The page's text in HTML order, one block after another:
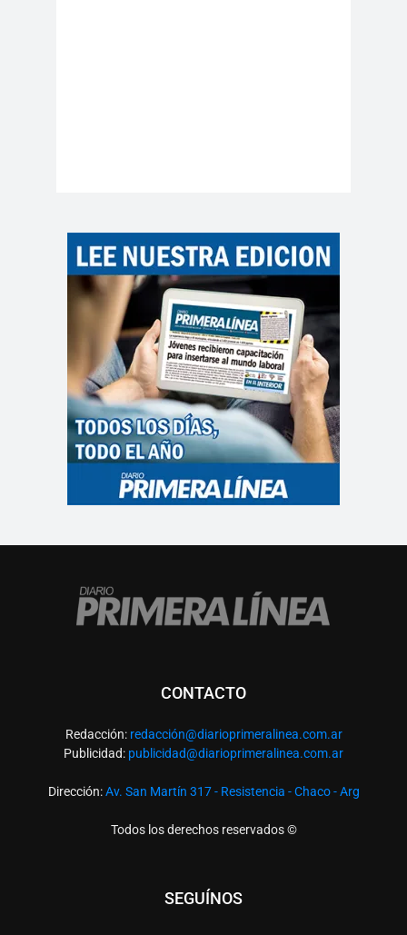
CONTACTO
Redacción: redacción@diarioprimeralinea.com.ar
Publicidad: publicidad@diarioprimeralinea.com.ar
Dirección:Av. San Martín 317 - Resistencia - Chaco - Arg
Todos los derechos reservados ©
SEGUÍNOS